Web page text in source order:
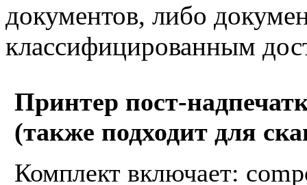
документов, либо
классифицированным
Принтер пост-
(также подходит для
Комплект включает: